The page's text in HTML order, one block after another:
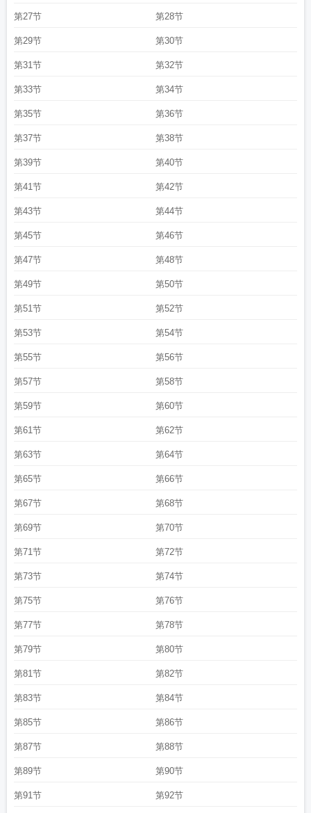
第27节 第28节
第29节 第30节
第31节 第32节
第33节 第34节
第35节 第36节
第37节 第38节
第39节 第40节
第41节 第42节
第43节 第44节
第45节 第46节
第47节 第48节
第49节 第50节
第51节 第52节
第53节 第54节
第55节 第56节
第57节 第58节
第59节 第60节
第61节 第62节
第63节 第64节
第65节 第66节
第67节 第68节
第69节 第70节
第71节 第72节
第73节 第74节
第75节 第76节
第77节 第78节
第79节 第80节
第81节 第82节
第83节 第84节
第85节 第86节
第87节 第88节
第89节 第90节
第91节 第92节